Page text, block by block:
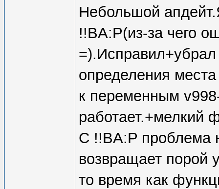
Небольшой
!!BA:P(из-за чего
определения
к переменным
работает.+мелкий
С !!BA:P проблема
возвращает порой
то время как